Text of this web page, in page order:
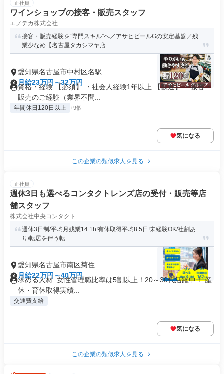
正社員
ワインショップの接客・販売スタッフ
エノテカ株式会社
接客・販売経験を“専門スキル”へ／アサヒビールGの安定基盤／残
業少なめ【名古屋タカシマヤ店...
愛知県名古屋市中村区名駅
月給23万円～32万円
資格・経験 【必須】 ・社会人経験1年以上 【歓迎】 ・接客・
販売のご経験（業界不問...
年間休日120日以上 +9個
気になる
この企業の類似求人を見る
正社員
週休3日も選べるコンタクトレンズ店の受付・販売等店
舗スタッフ
株式会社中央コンタクト
週休3日制/平均月残業14.1h!有休取得平均8.5日!未経験OK/社割あ
り/転居を伴う転...
愛知県名古屋市南区菊住
月給22万円～40万円
求める人材: 女性管理職比率は5割以上！20～30代活躍中！ 産
休・育休取得実績...
交通費支給
気になる
この企業の類似求人を見る